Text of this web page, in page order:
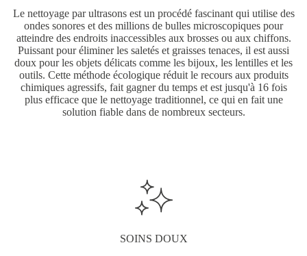
Le nettoyage par ultrasons est un procédé fascinant qui utilise des
ondes sonores et des millions de bulles microscopiques pour
atteindre des endroits inaccessibles aux brosses ou aux chiffons.
Puissant pour éliminer les saletés et graisses tenaces, il est aussi
doux pour les objets délicats comme les bijoux, les lentilles et les
outils. Cette méthode écologique réduit le recours aux produits
chimiques agressifs, fait gagner du temps et est jusqu'à 16 fois
plus efficace que le nettoyage traditionnel, ce qui en fait une
solution fiable dans de nombreux secteurs.
SOINS DOUX